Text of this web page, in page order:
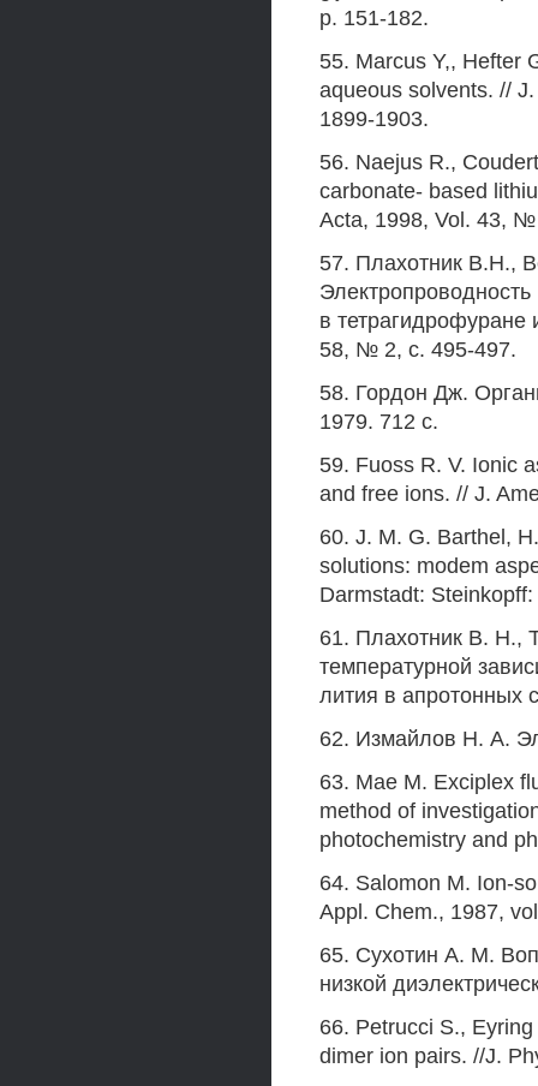
p. 151-182.
55. Marcus Y,, Hefter
aqueous solvents. //
1899-1903.
56. Naejus R.,
carbonate- based
Acta, 1998, Vol. 43,
57. Плахотник В.Н.,
в тетрагидрофуране
58, № 2, с. 495-497.
58. Гордон Дж.
1979. 712 с.
59. Fuoss R. V. Ionic
and free ions. // J.
60. J. M. G. Barthel,
solutions: modem
Darmstadt:
61. Плахотник В. Н.,
температурной
лития в апротонных
62. Измайлов Н. А.
63. Мае М. Exciplex
method of
photochemistry and
64. Salomon M. Ion-
Appl. Chem., 1987,
65. Сухотин A. M.
низкой
66. Petrucci S.,
dimer ion pairs. //J.